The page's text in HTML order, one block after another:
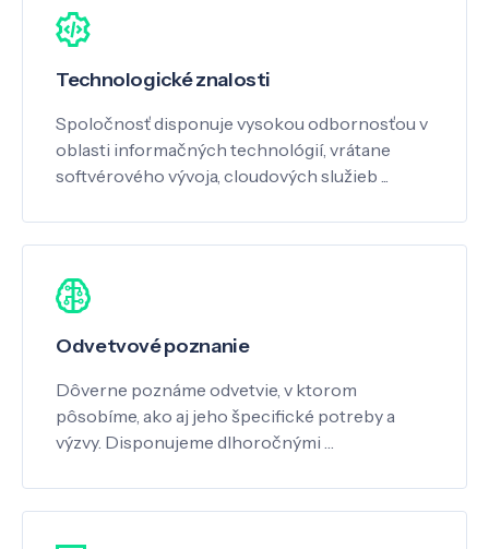
Technologické znalosti
Spoločnosť disponuje vysokou odbornosťou v
oblasti informačných technológií, vrátane
softvérového vývoja, cloudových služieb ...
Odvetvové poznanie
Dôverne poznáme odvetvie, v ktorom
pôsobíme, ako aj jeho špecifické potreby a
výzvy. Disponujeme dlhoročnými …